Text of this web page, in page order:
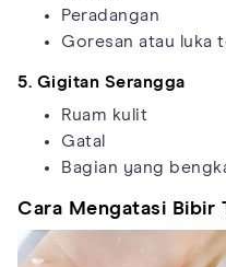
Peradangan
Goresan atau luka
5. Gigitan Serangga
Ruam kulit
Gatal
Bagian yang
Cara Mengatasi Bibir